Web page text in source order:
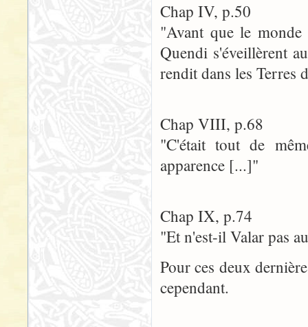
Chap IV, p.50
"Avant que le
Quendi s'éveillèrent
rendit dans les Terres
Chap VIII, p.68
"C'était tout de
apparence [...]"
Chap IX, p.74
"Et n'est-il Valar pas
Pour ces deux
cependant.